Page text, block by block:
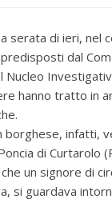
serata di ieri, nel
dal
Nucleo
hanno tratto in
borghese, infatti,
di Curtarolo
un signore di
si guardava